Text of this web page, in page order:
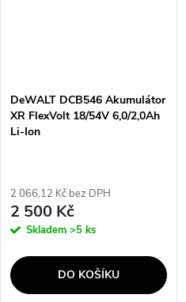
DeWALT DCB546 Akumulátor
XR FlexVolt 18/54V 6,0/2,0Ah
Li-Ion
2 066,12 Kč bez DPH
2 500 Kč
Skladem >5 ks
DO KOŠÍKU